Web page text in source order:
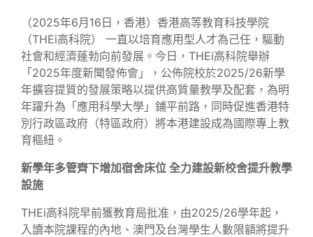
（2025年6月16日，香港）香港高等教育科技學院
（THEi高科院） 一直以培育應用型人才為己任，驅動
社會和經濟蓬勃向前發展。今日，THEi高科院舉辦
「2025年度新聞發佈會」，公佈院校於2025/26新學
年擴容提質的發展策略以提供高質量教學及配套，為明
年躍升為「應用科學大學」鋪平前路，同時促進香港特
別行政區政府（特區政府）將本港建設成為國際專上教
育樞紐。
新學年多管齊下增加宿舍床位 全力建設新校舍提升教學
設施
THEi高科院早前獲教育局批准，由2025/26學年起，
入讀本院課程的內地、澳門及台灣學生人數限額將提升